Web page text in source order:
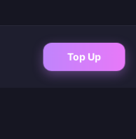
Top Up